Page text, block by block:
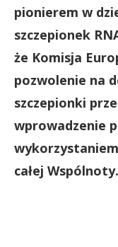
pionierem w
szczepionek
że Komisja
pozwolenie na
szczepionki
wprowadzenie
całej Wspólnoty.